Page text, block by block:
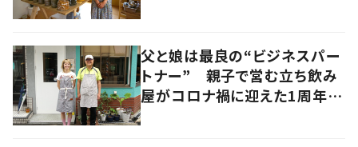
父と娘は最良の“ビジネスパー
トナー” 親子で営む立ち飲み
屋がコロナ禍に迎えた1周年、